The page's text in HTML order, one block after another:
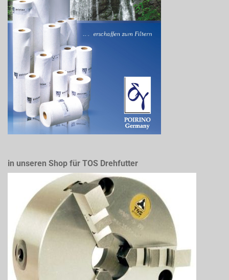
in unseren Shop für TOS Drehfutter